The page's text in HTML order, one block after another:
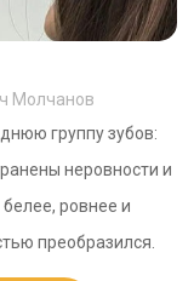
Молчанов
группу зубов:
неровности и
ровнее и
преобразился.